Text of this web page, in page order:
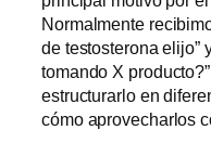
Normalmente
de testosterona elijo”
tomando X
estructurarlo en
cómo aprovecharlos